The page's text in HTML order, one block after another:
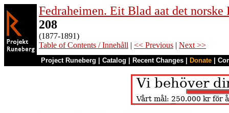
Fedraheimen. Eit Blad aat det norske
208
(1877-1891)
Table of Contents / Innehåll | << Previous | Next >>
Project Runeberg Catalog Recent Changes Donate